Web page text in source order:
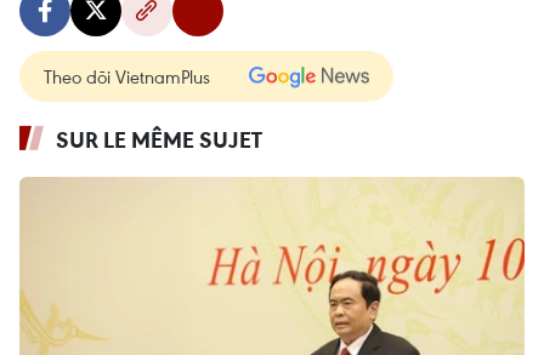
Theo dõi VietnamPlus
SUR LE MÊME SUJET